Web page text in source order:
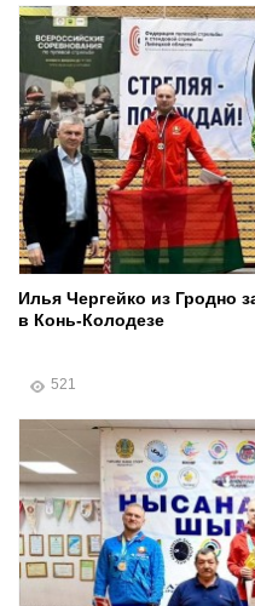
Илья Чергейко из Гродно
в Конь-Колодезе
521